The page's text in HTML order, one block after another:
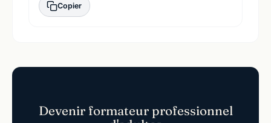
Copier
Devenir formateur professionnel